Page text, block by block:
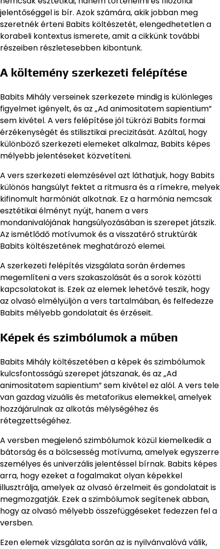
jelentőséggel is bír. Azok számára, akik jobban meg
szeretnék érteni Babits költészetét, elengedhetetlen a
korabeli kontextus ismerete, amit a cikkünk további
részeiben részletesebben kibontunk.
A költemény szerkezeti felépítése
Babits Mihály verseinek szerkezete mindig is különleges
figyelmet igényelt, és az „Ad animositatem sapientium”
sem kivétel. A vers felépítése jól tükrözi Babits formai
érzékenységét és stilisztikai precizitását. Azáltal, hogy
különböző szerkezeti elemeket alkalmaz, Babits képes
mélyebb jelentéseket közvetíteni.
A vers szerkezeti elemzésével azt láthatjuk, hogy Babits
különös hangsúlyt fektet a ritmusra és a rímekre, melyek
kifinomult harmóniát alkotnak. Ez a harmónia nemcsak
esztétikai élményt nyújt, hanem a vers
mondanivalójának hangsúlyozásában is szerepet játszik.
Az ismétlődő motívumok és a visszatérő struktúrák
Babits költészetének meghatározó elemei.
A szerkezeti felépítés vizsgálata során érdemes
megemlíteni a vers szakaszolását és a sorok közötti
kapcsolatokat is. Ezek az elemek lehetővé teszik, hogy
az olvasó elmélyüljön a vers tartalmában, és felfedezze
Babits mélyebb gondolatait és érzéseit.
Képek és szimbólumok a műben
Babits Mihály költészetében a képek és szimbólumok
kulcsfontosságú szerepet játszanak, és az „Ad
animositatem sapientium” sem kivétel ez alól. A vers tele
van gazdag vizuális és metaforikus elemekkel, amelyek
hozzájárulnak az alkotás mélységéhez és
rétegzettségéhez.
A versben megjelenő szimbólumok közül kiemelkedik a
bátorság és a bölcsesség motívuma, amelyek egyszerre
személyes és univerzális jelentéssel bírnak. Babits képes
arra, hogy ezeket a fogalmakat olyan képekkel
illusztrálja, amelyek az olvasó érzelmeit és gondolatait is
megmozgatják. Ezek a szimbólumok segítenek abban,
hogy az olvasó mélyebb összefüggéseket fedezzen fel a
versben.
Ezen elemek vizsgálata során az is nyilvánvalóvá válik,